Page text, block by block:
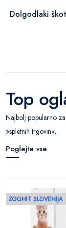
Dolgodlaki
Top
Najbolj popularno
»spletnih trgovin«.
Poglejte vse
ZOOHIT SLOVENIJA